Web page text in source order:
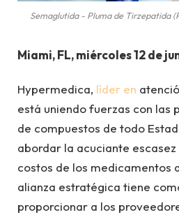
Semaglutida - Pluma de Tirzepatida
Miami, FL, miércoles 12 de
Hypermedica, líder en
está uniendo fuerzas con las
de compuestos de todo
abordar la acuciante
costos de los medicamentos
alianza estratégica tiene
proporcionar a los